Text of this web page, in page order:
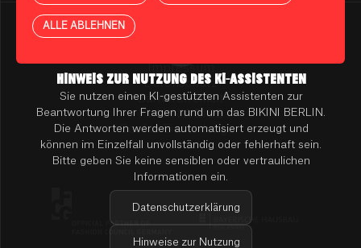
HINWEIS ZUR NUTZUNG DES KI-ASSISTENTEN
Sie nutzen einen KI-gestützten Assistenten zur
Beantwortung Ihrer Fragen rund um das BIKINI BERLIN.
Die Antworten werden automatisiert erzeugt und
können im Einzelfall unvollständig oder fehlerhaft sein.
Bitte geben Sie keine sensiblen oder vertraulichen
Informationen ein.
Datenschutzerklärung
Hinweise zur Nutzung
ALLE ABLEHNEN
Presse
Datenschutz
Barrierefreiheit
KI-HINWEISE
Cookie Einstellungen